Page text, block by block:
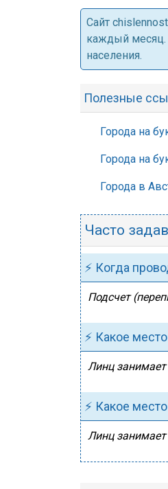
Cайт
каждый месяц.
населения.
Полезные
Города на
Города на
Города в
Часто
⚡ Когда
Подсчет
⚡ Какое
Линц занимает
⚡ Какое
Линц занимает